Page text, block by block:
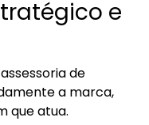
e
de
a marca,
que atua.